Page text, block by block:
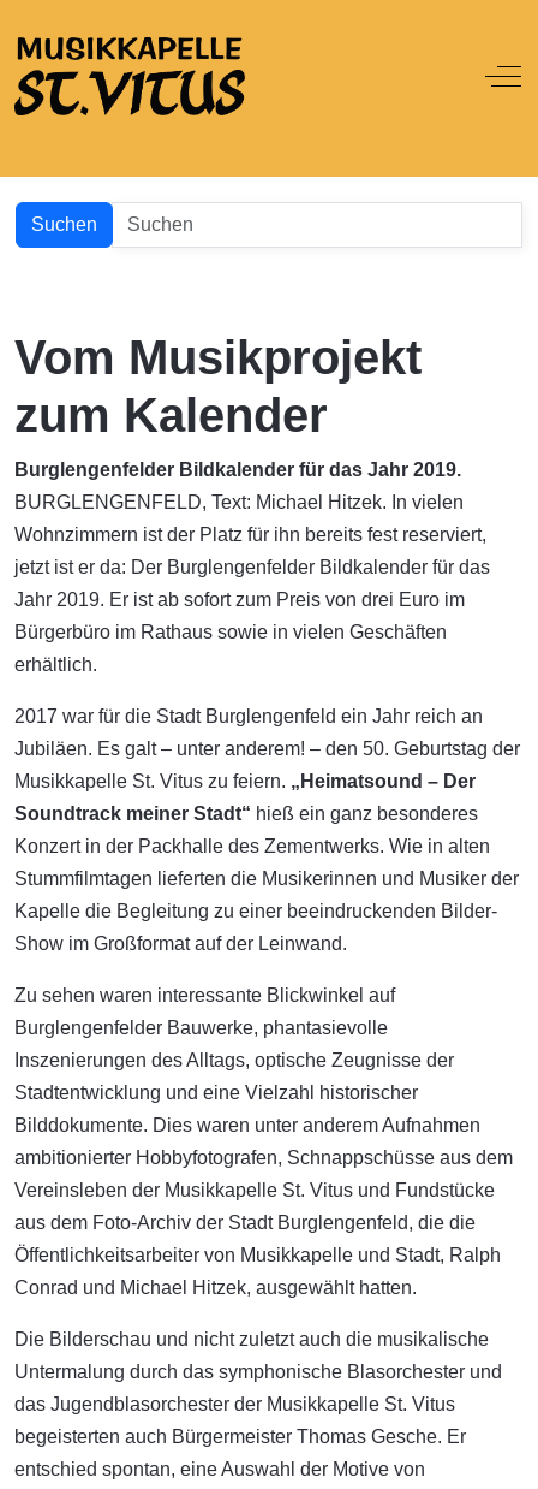
Off-
Suchen
Vom Musikprojekt
zum Kalender
Burglengenfelder Bildkalender für das Jahr 2019.
BURGLENGENFELD, Text: Michael Hitzek. In vielen
Wohnzimmern ist der Platz für ihn bereits fest reserviert,
jetzt ist er da: Der Burglengenfelder Bildkalender für das
Jahr 2019. Er ist ab sofort zum Preis von drei Euro im
Bürgerbüro im Rathaus sowie in vielen Geschäften
erhältlich.
2017 war für die Stadt Burglengenfeld ein Jahr reich an
Jubiläen. Es galt – unter anderem! – den 50. Geburtstag der
Musikkapelle St. Vitus zu feiern. „Heimatsound – Der
Soundtrack meiner Stadt“ hieß ein ganz besonderes
Konzert in der Packhalle des Zementwerks. Wie in alten
Stummfilmtagen lieferten die Musikerinnen und Musiker der
Kapelle die Begleitung zu einer beeindruckenden Bilder-
Show im Großformat auf der Leinwand.
Zu sehen waren interessante Blickwinkel auf
Burglengenfelder Bauwerke, phantasievolle
Inszenierungen des Alltags, optische Zeugnisse der
Stadtentwicklung und eine Vielzahl historischer
Bilddokumente. Dies waren unter anderem Aufnahmen
ambitionierter Hobbyfotografen, Schnappschüsse aus dem
Vereinsleben der Musikkapelle St. Vitus und Fundstücke
aus dem Foto-Archiv der Stadt Burglengenfeld, die die
Öffentlichkeitsarbeiter von Musikkapelle und Stadt, Ralph
Conrad und Michael Hitzek, ausgewählt hatten.
Die Bilderschau und nicht zuletzt auch die musikalische
Untermalung durch das symphonische Blasorchester und
das Jugendblasorchester der Musikkapelle St. Vitus
begeisterten auch Bürgermeister Thomas Gesche. Er
entschied spontan, eine Auswahl der Motive von